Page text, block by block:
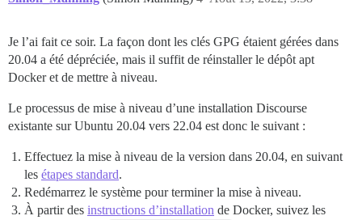
Je l’ai fait ce soir. La façon dont les clés GPG étaient gérées dans
20.04 a été dépréciée, mais il suffit de réinstaller le dépôt apt
Docker et de mettre à niveau.
Le processus de mise à niveau d’une installation Discourse
existante sur Ubuntu 20.04 vers 22.04 est donc le suivant :
Effectuez la mise à niveau de la version dans 20.04, en suivant
les étapes standard.
Redémarrez le système pour terminer la mise à niveau.
À partir des instructions d’installation de Docker, suivez les